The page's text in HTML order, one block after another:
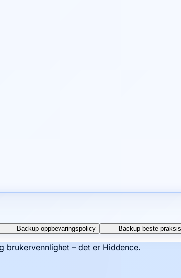
Backup-oppbevaringspolicy Backup beste praksis
brukervennlighet – det er Hiddence.